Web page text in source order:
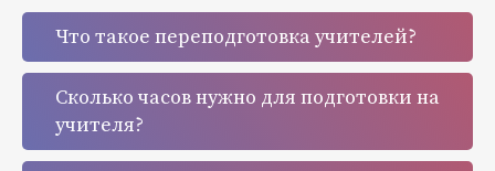
Что такое переподготовка учителей?
Сколько часов нужно для подготовки на
учителя?